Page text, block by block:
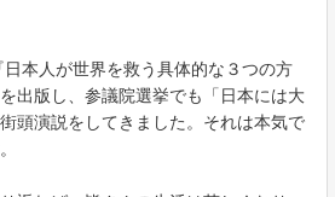
本人が世界を救う具体的な３つの方
出版し、参議院選挙でも「日本には大
頭演説をしてきました。それは本気で